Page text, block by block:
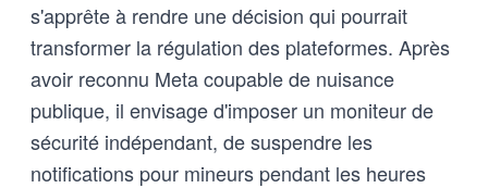
s'apprête à rendre une décision qui pourrait
transformer la régulation des plateformes. Après
avoir reconnu Meta coupable de nuisance
publique, il envisage d'imposer un moniteur de
sécurité indépendant, de suspendre les
notifications pour mineurs pendant les heures